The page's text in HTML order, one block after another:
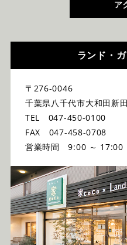
ア
ランド・
〒276-0046
千葉県八千代市大和田新
TEL 047-450-0100
FAX 047-458-0708
営業時間 9:00 ～ 17:00